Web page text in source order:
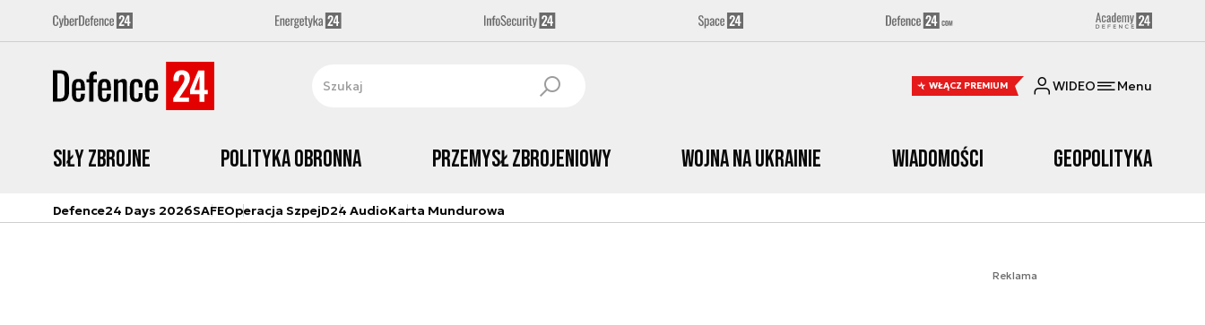
WŁĄCZ PREMIUM WIDEO Menu
Siły zbrojne Polityka obronna Przemysł Zbrojeniowy Wojna na Ukrainie Wiadomości Geopolityka
Defence24 Days 2026SAFEOperacja SzpejD24 AudioKarta Mundurowa
Reklama